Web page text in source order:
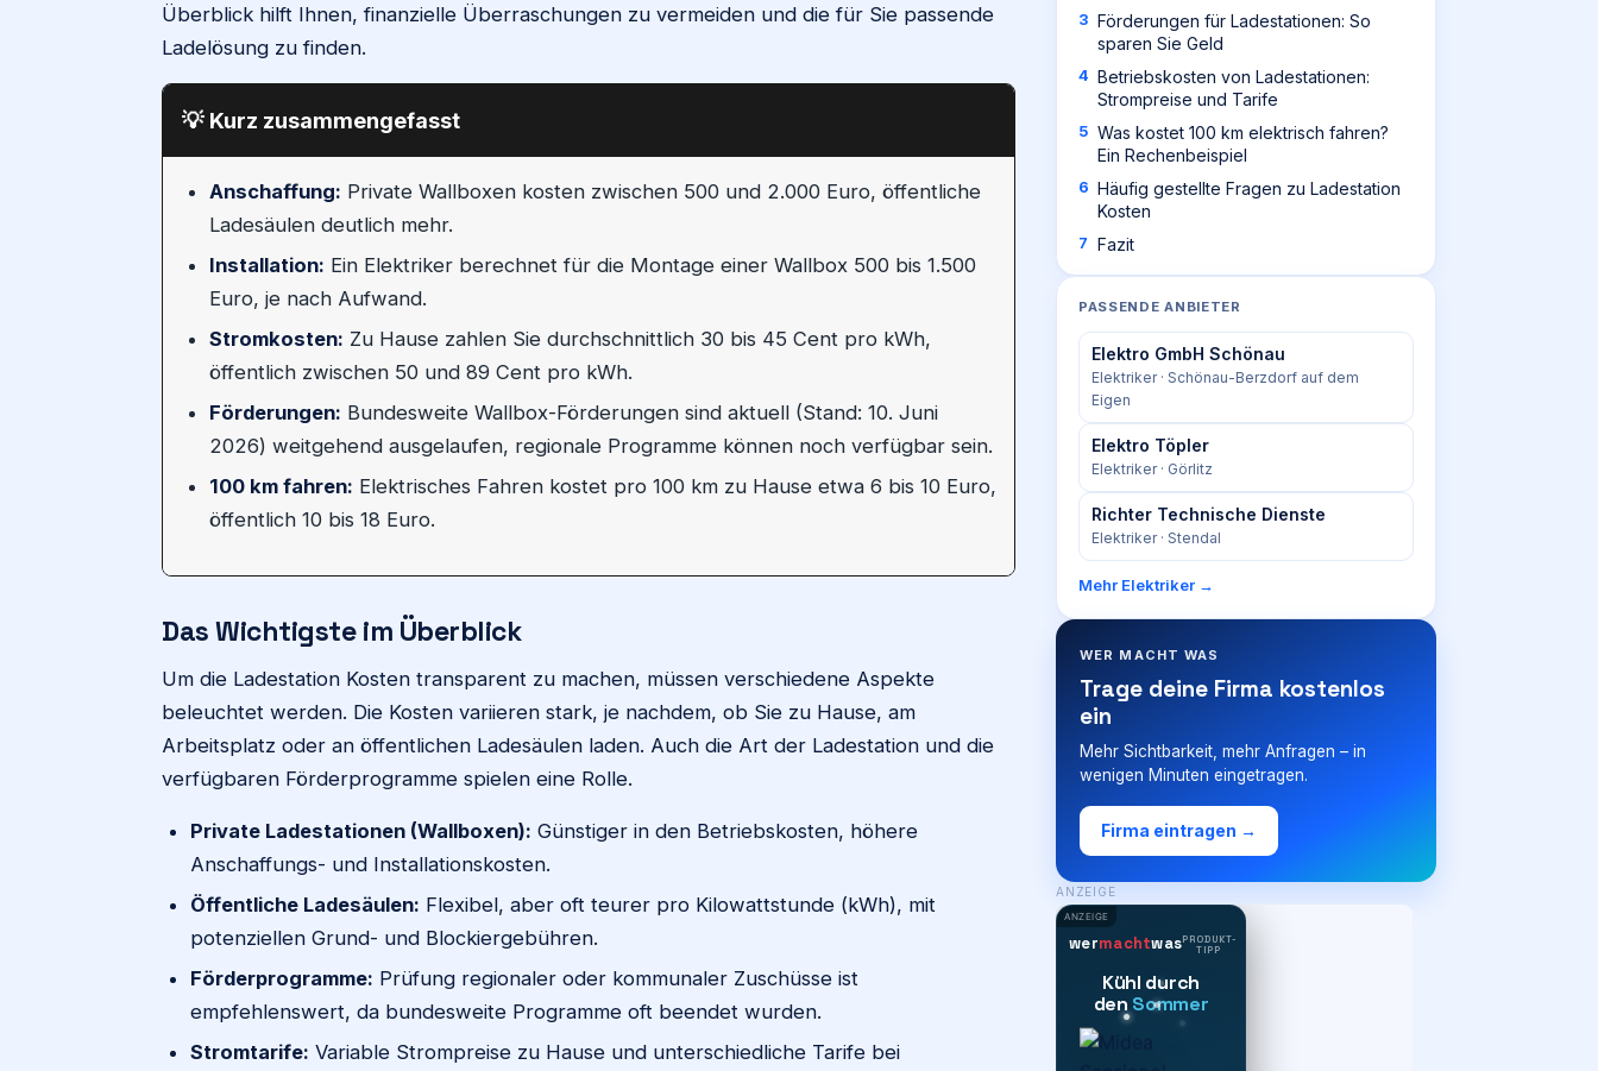
Überblick hilft Ihnen, finanzielle Überraschungen zu vermeiden und die für Sie passende
Ladelösung zu finden.
💡 Kurz zusammengefasst
Anschaffung: Private Wallboxen kosten zwischen 500 und 2.000 Euro, öffentliche
Ladesäulen deutlich mehr.
Installation: Ein Elektriker berechnet für die Montage einer Wallbox 500 bis 1.500
Euro, je nach Aufwand.
Stromkosten: Zu Hause zahlen Sie durchschnittlich 30 bis 45 Cent pro kWh,
öffentlich zwischen 50 und 89 Cent pro kWh.
Förderungen: Bundesweite Wallbox-Förderungen sind aktuell (Stand: 10. Juni
2026) weitgehend ausgelaufen, regionale Programme können noch verfügbar sein.
100 km fahren: Elektrisches Fahren kostet pro 100 km zu Hause etwa 6 bis 10 Euro,
öffentlich 10 bis 18 Euro.
Das Wichtigste im Überblick
Um die Ladestation Kosten transparent zu machen, müssen verschiedene Aspekte
beleuchtet werden. Die Kosten variieren stark, je nachdem, ob Sie zu Hause, am
Arbeitsplatz oder an öffentlichen Ladesäulen laden. Auch die Art der Ladestation und die
verfügbaren Förderprogramme spielen eine Rolle.
Private Ladestationen (Wallboxen): Günstiger in den Betriebskosten, höhere
Anschaffungs- und Installationskosten.
Öffentliche Ladesäulen: Flexibel, aber oft teurer pro Kilowattstunde (kWh), mit
potenziellen Grund- und Blockiergebühren.
Förderprogramme: Prüfung regionaler oder kommunaler Zuschüsse ist
empfehlenswert, da bundesweite Programme oft beendet wurden.
Stromtarife: Variable Strompreise zu Hause und unterschiedliche Tarife bei
Förderungen für Ladestationen: So
sparen Sie Geld
Betriebskosten von Ladestationen:
Strompreise und Tarife
Was kostet 100 km elektrisch fahren?
Ein Rechenbeispiel
Häufig gestellte Fragen zu Ladestation
Kosten
Fazit
PASSENDE ANBIETER
Elektro GmbH Schönau
Elektriker· Schönau-Berzdorf auf dem
Eigen
Elektro Töpler
Elektriker· Görlitz
Richter Technische Dienste
Elektriker· Stendal
Mehr Elektriker →
WER MACHT WAS
Trage deine Firma kostenlos
ein
Mehr Sichtbarkeit, mehr Anfragen – in
wenigen Minuten eingetragen.
Firma eintragen →
ANZEIGE
ANZEIGE
wermachtwasPRODUKT-
TIPP
Kühl durch
den Sommer